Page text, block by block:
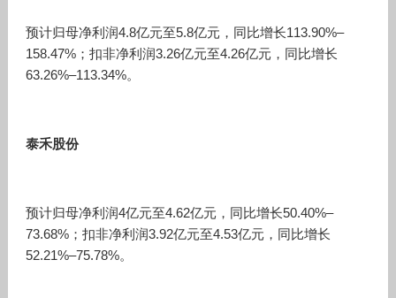
预计归母净利润4.8亿元至5.8亿元，同比增长113.90%–
158.47%；扣非净利润3.26亿元至4.26亿元，同比增长
63.26%–113.34%。
泰禾股份
预计归母净利润4亿元至4.62亿元，同比增长50.40%–
73.68%；扣非净利润3.92亿元至4.53亿元，同比增长
52.21%–75.78%。